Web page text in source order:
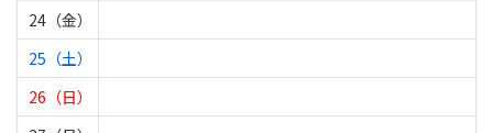
24（金）
25（土）
26（日）